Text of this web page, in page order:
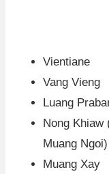
Vientiane
Vang Vieng
Luang
Nong Khiaw
Muang Ngoi)
Muang Xay